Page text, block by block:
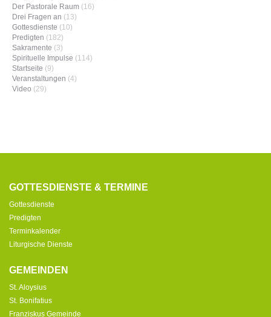
Der Pastorale Raum (16)
Drei Fragen an (13)
Gottesdienste (10)
Predigten (182)
Sakramente (3)
Spirituelle Impulse (114)
Startseite (9)
Veranstaltungen (4)
Video (29)
GOTTESDIENSTE & TERMINE
Gottesdienste
Predigten
Terminkalender
Liturgische Dienste
GEMEINDEN
St. Aloysius
St. Bonifatius
Franziskus Gemeinde